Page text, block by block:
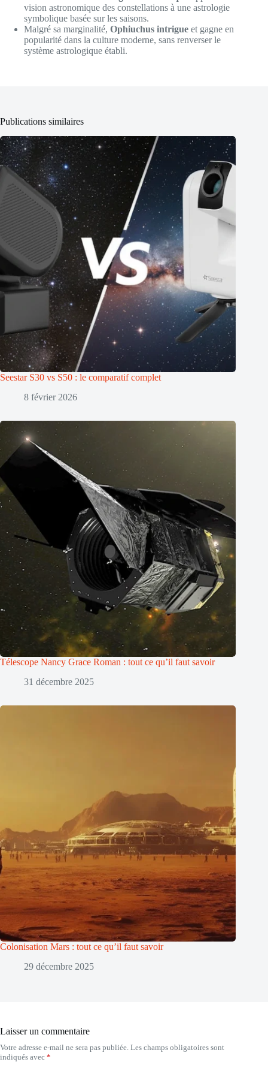
vision astronomique des constellations à une astrologie
symbolique basée sur les saisons.
Malgré sa marginalité, Ophiuchus intrigue et gagne en
popularité dans la culture moderne, sans renverser le
système astrologique établi.
Publications similaires
Seestar S30 vs S50 : le comparatif complet
8 février 2026
Télescope Nancy Grace Roman : tout ce qu’il faut savoir
31 décembre 2025
Colonisation Mars : tout ce qu’il faut savoir
29 décembre 2025
Laisser un commentaire
Votre adresse e-mail ne sera pas publiée. Les champs obligatoires sont
indiqués avec *